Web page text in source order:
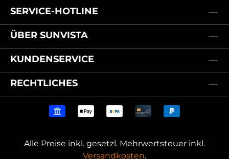
SERVICE-HOTLINE
ÜBER SUNVISTA
KUNDENSERVICE
RECHTLICHES
Alle Preise inkl. gesetzl. Mehrwertsteuer inkl.
Versandkosten.